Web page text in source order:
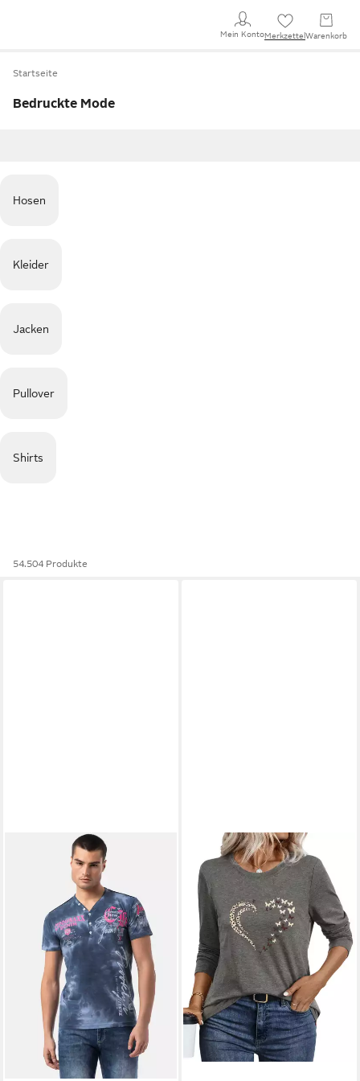
Mein KontoMerkzettel Warenkorb
Startseite
Bedruckte Mode
Hosen
Kleider
Jacken
Pullover
Shirts
54.504 Produkte